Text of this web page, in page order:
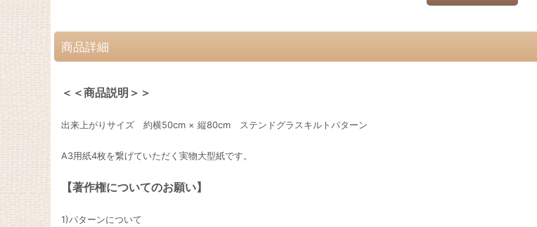
商品詳細
＜＜商品説明＞＞
出来上がりサイズ 約横50cm × 縦80cm ステンドグラスキルトパターン
A3用紙4枚を繋げていただく実物大型紙です。
【著作権についてのお願い】
1)パターンについて